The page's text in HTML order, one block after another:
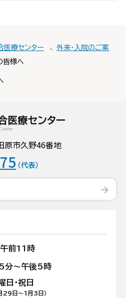
医療センター
外来・入院のご案
皆様へ
原市久野46番地
（代表）
前11時
分〜午後5時
日・祝日
29日〜1月3日）